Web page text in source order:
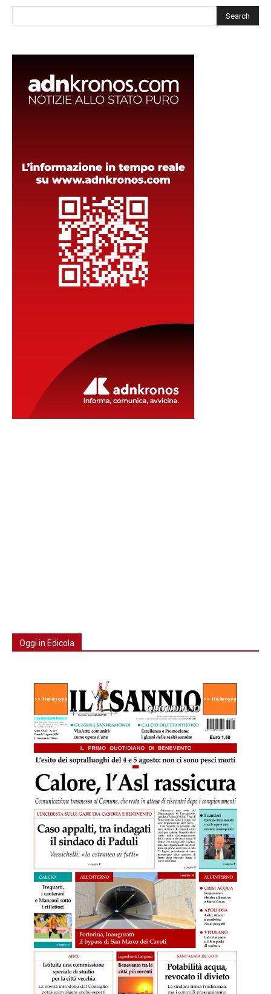
Oggi in Edicola